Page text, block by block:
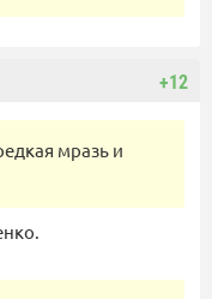
+12
мразь и